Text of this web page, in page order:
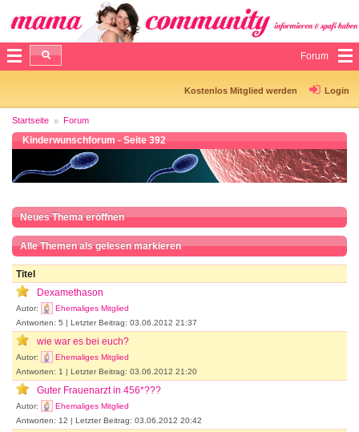
Forum
Kostenlos Mitglied werden Login
Startseite Forum
Kinderwunschforum - Seite 392
Neues Thema eröffnen
Alle Themen als gelesen markieren
Titel
Dexamethason
Autor:
Ehemaliges Mitglied
Antworten: 5 | Letzter Beitrag: 03.06.2012 21:37
wie war es bei euch?
Autor:
Ehemaliges Mitglied
Antworten: 1 | Letzter Beitrag: 03.06.2012 21:20
Guter Frauenarzt in 456*???
Autor:
Ehemaliges Mitglied
Antworten: 12 | Letzter Beitrag: 03.06.2012 20:42